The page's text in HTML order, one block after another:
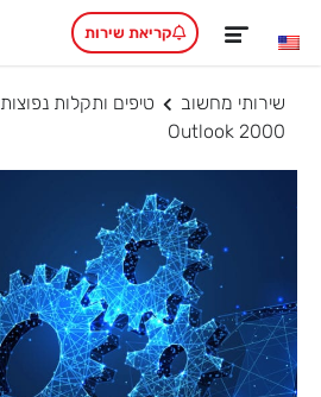
קריאת שירות
שירותי מחשוב טיפים ותקלות נפוצות
Outlook 2000